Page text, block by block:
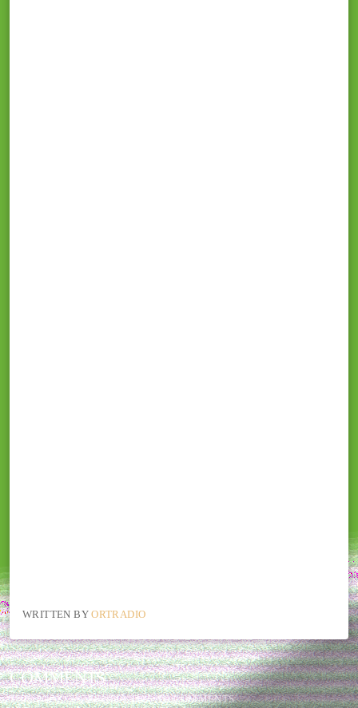
WRITTEN BYORTRADIO
COMMENTS
THIS POST CURRENTLY HAS NO COMMENTS.